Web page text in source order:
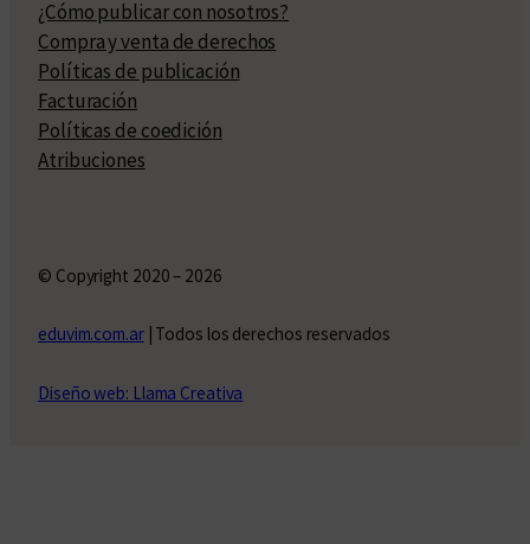
¿Cómo publicar con nosotros?
Compra y venta de derechos
Políticas de publicación
Facturación
Políticas de coedición
Atribuciones
© Copyright 2020 – 2026
eduvim.com.ar| Todos los derechos reservados
Diseño web: Llama Creativa